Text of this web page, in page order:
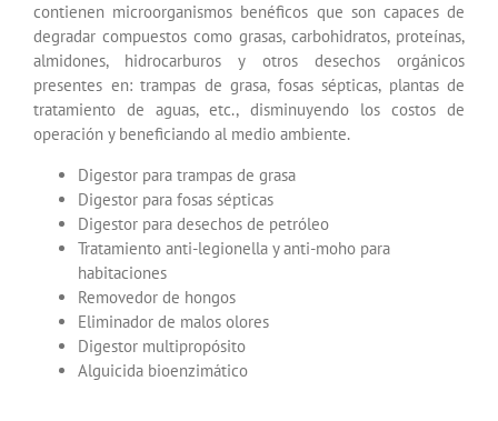
contienen microorganismos benéficos que son capaces de
degradar compuestos como grasas, carbohidratos, proteínas,
almidones, hidrocarburos y otros desechos orgánicos
presentes en: trampas de grasa, fosas sépticas, plantas de
tratamiento de aguas, etc., disminuyendo los costos de
operación y beneficiando al medio ambiente.
Digestor para trampas de grasa
Digestor para fosas sépticas
Digestor para desechos de petróleo
Tratamiento anti-legionella y anti-moho para
habitaciones
Removedor de hongos
Eliminador de malos olores
Digestor multipropósito
Alguicida bioenzimático